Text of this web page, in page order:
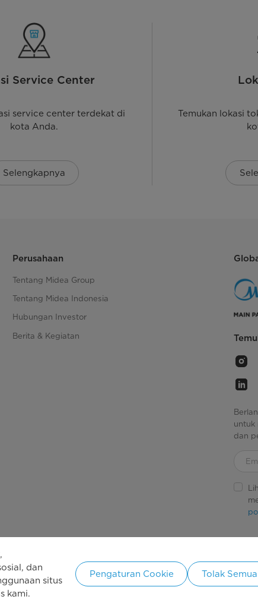
tetapi juga solusi hemat energi, tahan lama, dan
Service Center
service center terdekat di
kota Anda.
Selengkapnya
Temukan lokasi
Perusahaan
Tentang Midea Group
Tentang Midea Indonesia
Hubungan Investor
Berita & Kegiatan
untuk
dan
Kebijakan dilindungi oleh Undang-undang.
dan
situs
kami.
Pengaturan Cookie Tolak Semua